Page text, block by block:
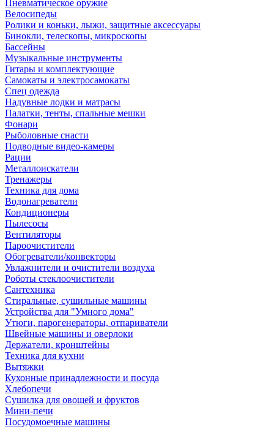
Пневматическое оружие
Велосипеды
Ролики и коньки, лыжи, защитные аксессуары
Бинокли, телескопы, микроскопы
Бассейны
Музыкальные инструменты
Гитары и комплектующие
Самокаты и электросамокаты
Спец одежда
Надувные лодки и матрасы
Палатки, тенты, спальные мешки
Фонари
Рыболовные снасти
Подводные видео-камеры
Рации
Металлоискатели
Тренажеры
Техника для дома
Водонагреватели
Кондиционеры
Пылесосы
Вентиляторы
Пароочистители
Обогреватели/конвекторы
Увлажнители и очистители воздуха
Роботы стеклоочистители
Сантехника
Стиральные, сушильные машины
Устройства для "Умного дома"
Утюги, парогенераторы, отпариватели
Швейные машины и оверлоки
Держатели, кронштейны
Техника для кухни
Вытяжки
Кухонные принадлежности и посуда
Хлебопечи
Сушилка для овощей и фруктов
Мини-печи
Посудомоечные машины